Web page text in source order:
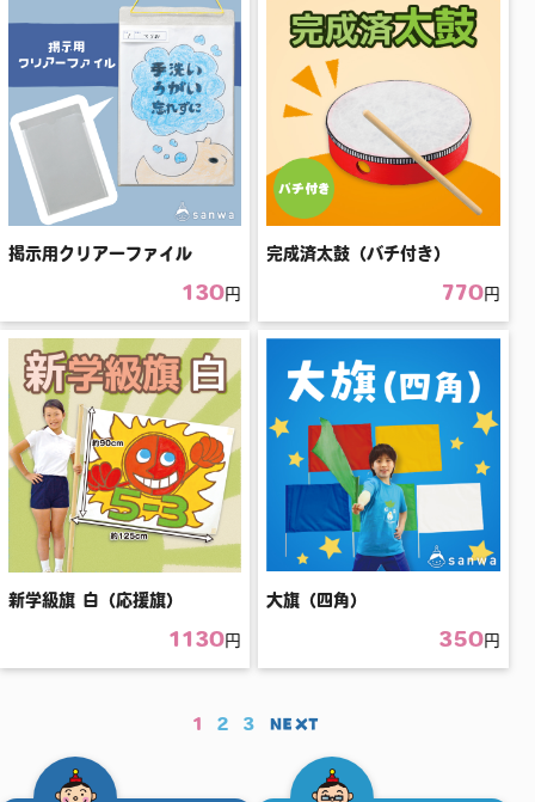
掲示用クリアーファイル
130円
完成済太鼓（バチ付き）
770円
新学級旗 白（応援旗）
1130円
大旗（四角）
350円
1 2 3 NEXT